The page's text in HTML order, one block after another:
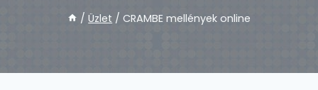
/ Üzlet / CRAMBE mellények online